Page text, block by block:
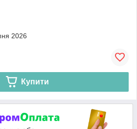
2026
Купити